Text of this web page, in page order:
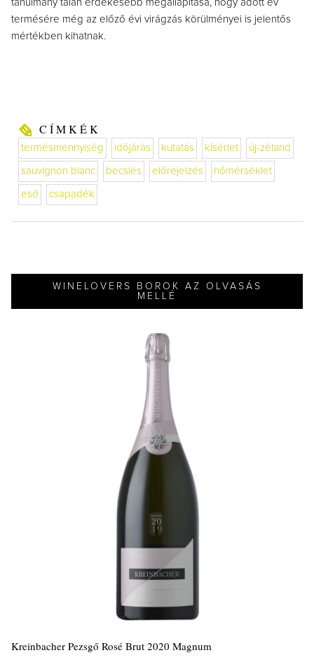
tanulmány talán érdekesebb megállapítása, hogy adott év
termésére még az előző évi virágzás körülményei is jelentős
mértékben kihatnak.
CÍMKÉK
termésmennyiség időjárás kutatás kísérlet új-zéland
sauvignon blanc becslés előrejelzés hőmérséklet
eső csapadék
WINELOVERS BOROK AZ OLVASÁS
MELLÉ
Kreinbacher Pezsgő Rosé Brut 2020 Magnum